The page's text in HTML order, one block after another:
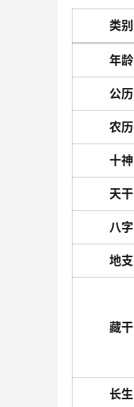
类别
年龄
公历
农历
十神
天干
八字
地支
藏干
长生